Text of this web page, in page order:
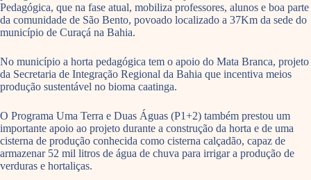
Pedagógica, que na fase atual, mobiliza professores, alunos e boa parte
da comunidade de São Bento, povoado localizado a 37Km da sede do
município de Curaçá na Bahia.
No município a horta pedagógica tem o apoio do Mata Branca, projeto
da Secretaria de Integração Regional da Bahia que incentiva meios
produção sustentável no bioma caatinga.
O Programa Uma Terra e Duas Águas (P1+2) também prestou um
importante apoio ao projeto durante a construção da horta e de uma
cisterna de produção conhecida como cisterna calçadão, capaz de
armazenar 52 mil litros de água de chuva para irrigar a produção de
verduras e hortaliças.